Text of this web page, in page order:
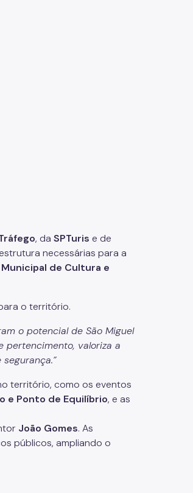
, da SPTuris e de
necessárias para a
de Cultura e
o território.
o potencial de São Miguel
pertencimento, valoriza a
território, como os eventos
e Ponto de Equilíbrio, e as
João Gomes. As
públicos, ampliando o